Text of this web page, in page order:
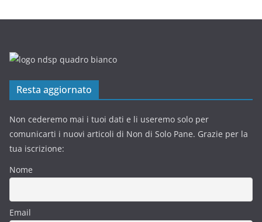
Resta aggiornato
Non cederemo mai i tuoi dati e li useremo solo per
comunicarti i nuovi articoli di Non di Solo Pane. Grazie per la
tua iscrizione:
Nome
Email